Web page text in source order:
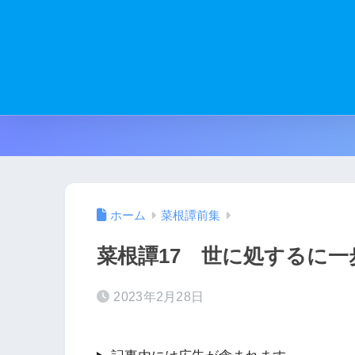
ホーム 菜根譚前集
菜根譚17 世に処するに一
2023年2月28日